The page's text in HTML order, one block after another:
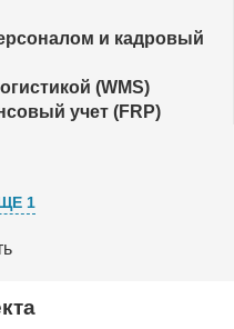
и кадровый
(WMS)
учет (FRP)
1